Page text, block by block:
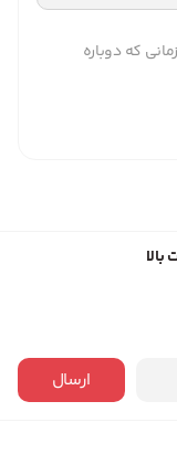
که دوباره
ارسال